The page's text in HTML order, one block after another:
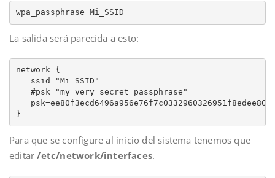
wpa_passphrase Mi_SSID
La salida será parecida a esto:
network={
   ssid="Mi_SSID"
   #psk="my_very_secret_passphrase"
}
Para que se configure al inicio del sistema tenemos que
editar/etc/network/interfaces.